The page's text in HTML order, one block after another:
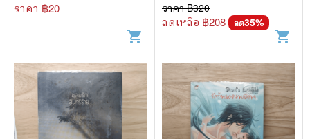
ราคา ฿20
shopping_cart
ราคา ฿320
ลดเหลือ ฿208 ลด35%
shopping_cart